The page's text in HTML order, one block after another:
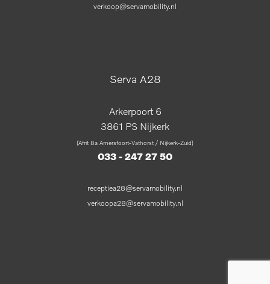
verkoop@servamobility.nl
Serva A28
Arkerpoort 6
3861 PS Nijkerk
(Afrit 8a Amersfoort-Vathorst / Nijkerk-Zuid)
033 - 247 27 50
receptiea28@servamobility.nl
verkoopa28@servamobility.nl